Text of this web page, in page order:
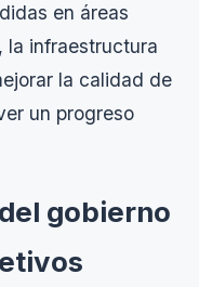
en áreas
la infraestructura
la calidad de
un progreso
gobierno